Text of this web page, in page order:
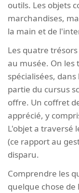
outils. Les objets
marchandises,
la main et de
Les quatre
au musée. On les
spécialisées,
partie du cursus
offre. Un coffret
apprécié, y
L'objet a traversé
(ce rapport au
disparu.
Comprendre les
quelque chose de